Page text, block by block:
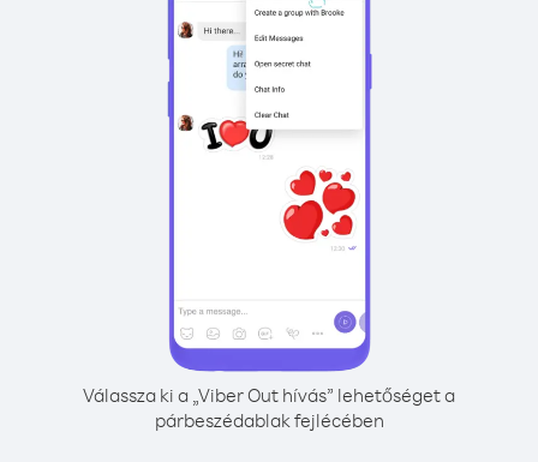
Válassza ki a „Viber Out hívás” lehetőséget a
párbeszédablak fejlécében